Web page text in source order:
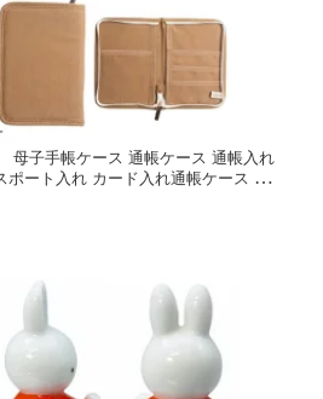
母子手帳ケース 通帳ケース 通帳入れ
ート入れ カード入れ通帳ケース 多
メディカルポーチ